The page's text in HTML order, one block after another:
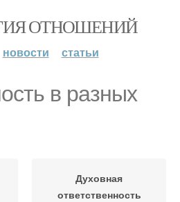
ОТНОШЕНИЙ
новости статьи
в разных
Духовная
ответственность